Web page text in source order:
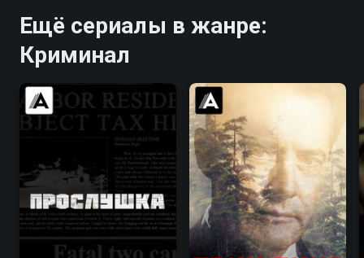
Ещё сериалы в жанре:
Криминал